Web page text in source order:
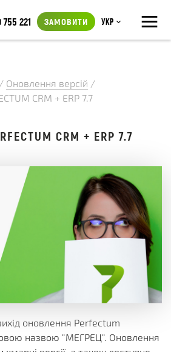
≡
221 ЗАМОВИТИ Укр
/ Оновлення версій /
CRM + ERP 7.7
CRM + ERP 7.7
оновлення Perfectum
назвою "МЕГРЕЦ". Оновлення